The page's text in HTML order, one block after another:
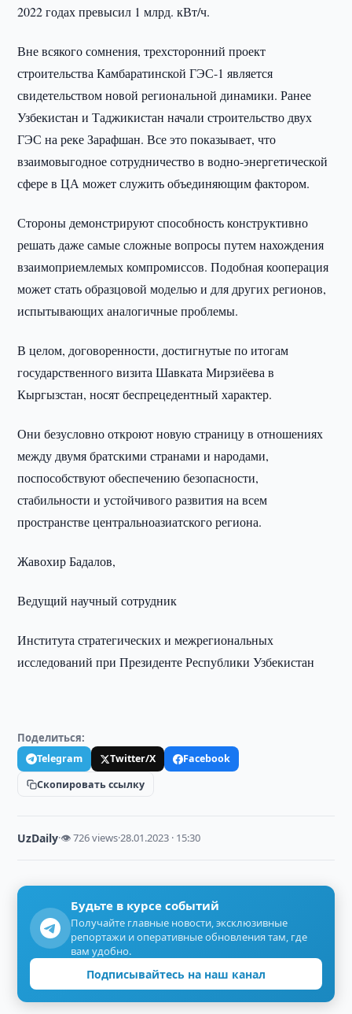
2022 годах превысил 1 млрд. кВт/ч.
Вне всякого сомнения, трехсторонний проект
строительства Камбаратинской ГЭС-1 является
свидетельством новой региональной динамики. Ранее
Узбекистан и Таджикистан начали строительство двух
ГЭС на реке Зарафшан. Все это показывает, что
взаимовыгодное сотрудничество в водно-энергетической
сфере в ЦА может служить объединяющим фактором.
Стороны демонстрируют способность конструктивно
решать даже самые сложные вопросы путем нахождения
взаимоприемлемых компромиссов. Подобная кооперация
может стать образцовой моделью и для других регионов,
испытывающих аналогичные проблемы.
В целом, договоренности, достигнутые по итогам
государственного визита Шавката Мирзиёева в
Кыргызстан, носят беспрецедентный характер.
Они безусловно откроют новую страницу в отношениях
между двумя братскими странами и народами,
поспособствуют обеспечению безопасности,
стабильности и устойчивого развития на всем
пространстве центральноазиатского региона.
Жавохир Бадалов,
Ведущий научный сотрудник
Института стратегических и межрегиональных
исследований при Президенте Республики Узбекистан
Поделиться:
Telegram Twitter/X
Facebook
Скопировать ссылку
UzDaily·👁 726 views·28.01.2023 · 15:30
Будьте в курсе событий
Получайте главные новости, эксклюзивные
репортажи и оперативные обновления там, где
вам удобно.
Подписывайтесь на наш канал